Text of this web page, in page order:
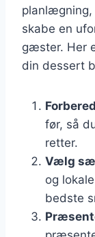
planlægning,
skabe en
gæster. Her
din dessert
før, så
retter.
Vælg
og
bedste